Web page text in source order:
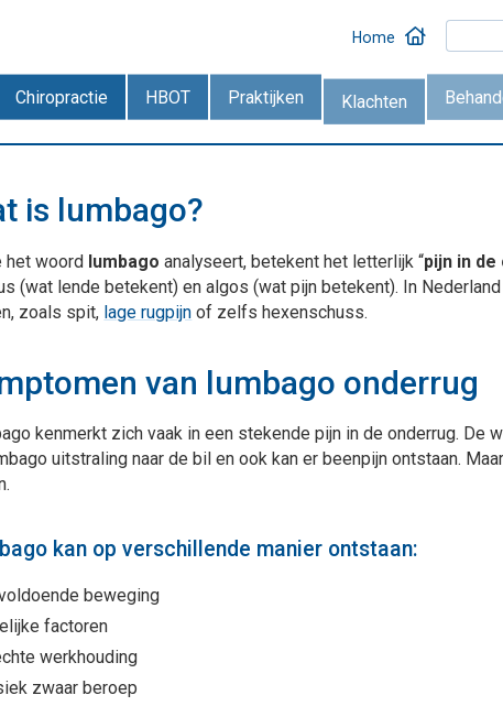
Home
Chiropractie HBOT Praktijken Klachten
is lumbago?
het woord lumbago analyseert, betekent het letterlijk “pijn in de
(wat lende betekent) en algos (wat pijn betekent). In
zoals spit, lage rugpijn of zelfs hexenschuss.
van lumbago onderrug
kenmerkt zich vaak in een stekende pijn in de onderrug.
uitstraling naar de bil en ook kan er beenpijn ontstaan.
kan op verschillende manier ontstaan:
beweging
factoren
werkhouding
zwaar beroep